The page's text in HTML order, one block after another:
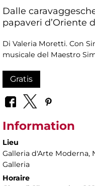
Dalle
papaveri d’Oriente
Di Valeria Moretti. Con
musicale del Maestro
Gratis
Information
Lieu
Galleria d'Arte Moderna,
Galleria
Horaire